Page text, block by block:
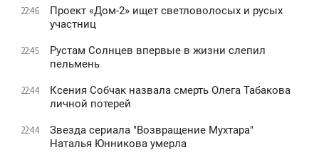
22:46
Проект «Дом-2» ищет светловолосых и русых
участниц
22:45
Рустам Солнцев впервые в жизни слепил
пельмень
22:44
Ксения Собчак назвала смерть Олега Табакова
личной потерей
22:44
Звезда сериала "Возвращение Мухтара"
Наталья Юнникова умерла